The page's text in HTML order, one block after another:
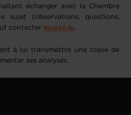
échanger avec la Chambre
sujet (observations, questions,
contacter eu@cc.lu.
à lui transmettre une copie de
ses analyses.